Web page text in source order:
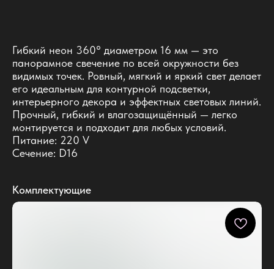
Гибкий неон 360° диаметром 16 мм — это
панорамное свечение по всей окружности без
видимых точек. Ровный, мягкий и яркий свет делает
его идеальным для контурной подсветки,
интерьерного декора и эффектных световых линий.
Прочный, гибкий и влагозащищённый — легко
монтируется и подходит для любых условий.
Питание: 220 V
Сечение: D16
Комплектующие